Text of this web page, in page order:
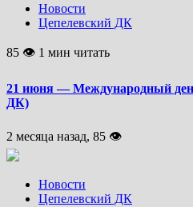
Новости
Цепелевский ДК
85 👁 1 мин читать
21 июня — Международный
ДК)
2 месяца назад, 85 👁
Новости
Цепелевский ДК